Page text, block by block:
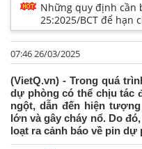
Những quy định cần
25:2025/BCT để hạn
07:46 26/03/2025
(VietQ.vn) - Trong quá
dự phòng có thể chịu tác
ngột, dẫn đến hiện
lớn và gây cháy nổ. Do
loạt ra cảnh báo về pin dự